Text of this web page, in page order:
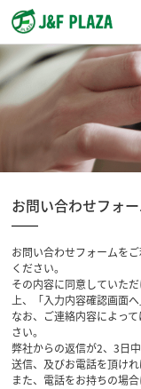
お問い合わせフォ
お問い合わせフォームを
ください。
その内容に同意していた
上、「入力内容確認画面
なお、ご連絡内容によっ
さい。
弊社からの返信が2、3日
送信、及びお電話を頂けれ
また、電話をお持ちの場